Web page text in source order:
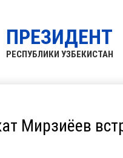
ПРЕЗИДЕНТ
РЕСПУБЛИКИ УЗБЕКИСТАН
Мирзиёев